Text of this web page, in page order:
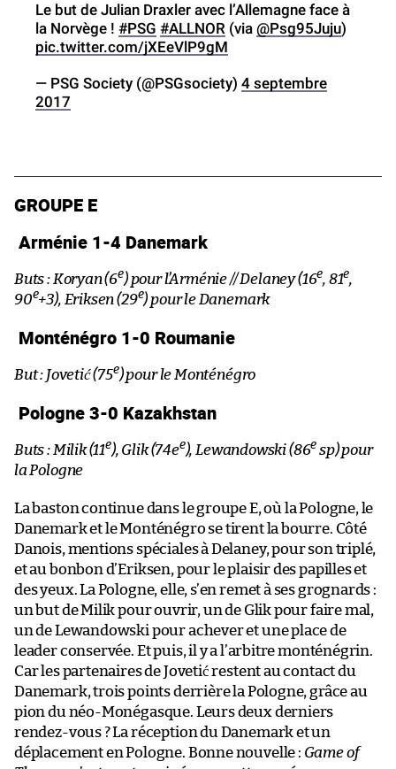
Le but de Julian Draxler avec l’Allemagne face à
la Norvège ! #PSG #ALLNOR (via @Psg95Juju)
pic.twitter.com/jXEeVlP9gM
— PSG Society (@PSGsociety) 4 septembre
2017
GROUPE E
Arménie 1-4 Danemark
Buts : Koryan (6e) pour l’Arménie // Delaney (16e, 81e,
90e+3), Eriksen (29e) pour le Danemark
Monténégro 1-0 Roumanie
But : Jovetić (75e) pour le Monténégro
Pologne 3-0 Kazakhstan
Buts : Milik (11e), Glik (74ee), Lewandowski (86e sp) pour
la Pologne
La baston continue dans le groupe E, où la Pologne, le
Danemark et le Monténégro se tirent la bourre. Côté
Danois, mentions spéciales à Delaney, pour son triplé,
et au bonbon d’Eriksen, pour le plaisir des papilles et
des yeux. La Pologne, elle, s’en remet à ses grognards :
un but de Milik pour ouvrir, un de Glik pour faire mal,
un de Lewandowski pour achever et une place de
leader conservée. Et puis, il y a l’arbitre monténégrin.
Car les partenaires de Jovetić restent au contact du
Danemark, trois points derrière la Pologne, grâce au
pion du néo-Monégasque. Leurs deux derniers
rendez-vous ? La réception du Danemark et un
déplacement en Pologne. Bonne nouvelle : Game of